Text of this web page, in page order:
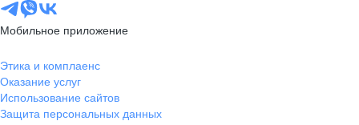
Мобильное приложение
Этика и комплаенс
Оказание услуг
Использование сайтов
Защита персональных данных